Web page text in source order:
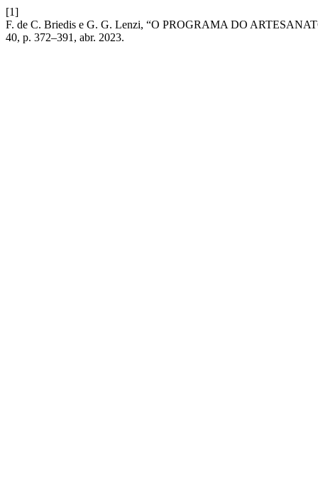
[1]
F. de C. Briedis e G. G. Lenzi, “O PROGRAMA DO
40, p. 372–391, abr. 2023.